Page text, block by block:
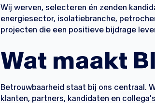
Wij werven, selecteren én zenden
energiesector, isolatiebranche,
projecten die een positieve bijdrage
Wat maakt
Betrouwbaarheid staat bij ons centraal.
klanten, partners, kandidaten en